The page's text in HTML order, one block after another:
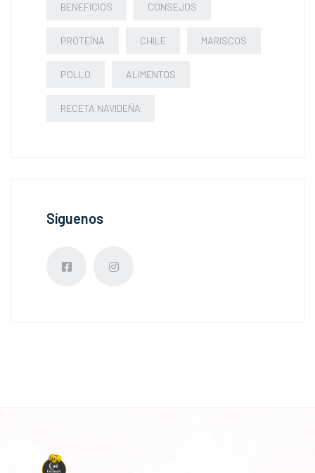
BENEFICIOS CONSEJOS
PROTEÍNA CHILE MARISCOS
POLLO ALIMENTOS
RECETA NAVIDEÑA
Síguenos